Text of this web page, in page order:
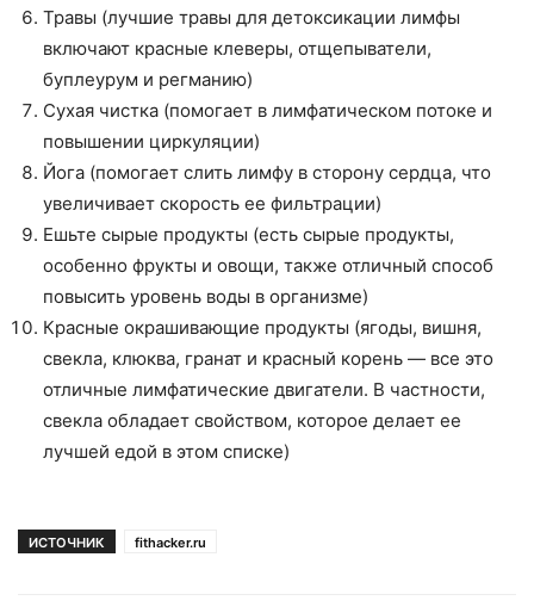
Травы (лучшие травы для детоксикации лимфы
включают красные клеверы, отщепыватели,
буплеурум и регманию)
Сухая чистка (помогает в лимфатическом потоке и
повышении циркуляции)
Йога (помогает слить лимфу в сторону сердца, что
увеличивает скорость ее фильтрации)
Ешьте сырые продукты (есть сырые продукты,
особенно фрукты и овощи, также отличный способ
повысить уровень воды в организме)
Красные окрашивающие продукты (ягоды, вишня,
свекла, клюква, гранат и красный корень — все это
отличные лимфатические двигатели. В частности,
свекла обладает свойством, которое делает ее
лучшей едой в этом списке)
ИСТОЧНИК fithacker.ru